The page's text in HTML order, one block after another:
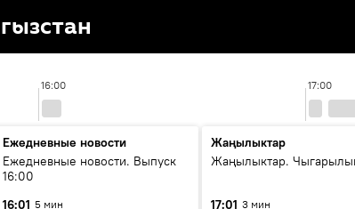
16:00 17:00
Ежедневные новости
Ежедневные новости. Выпуск
16:00
16:01 5 мин
Жаңылыктар
Жаңылыктар.
17:01 3 мин